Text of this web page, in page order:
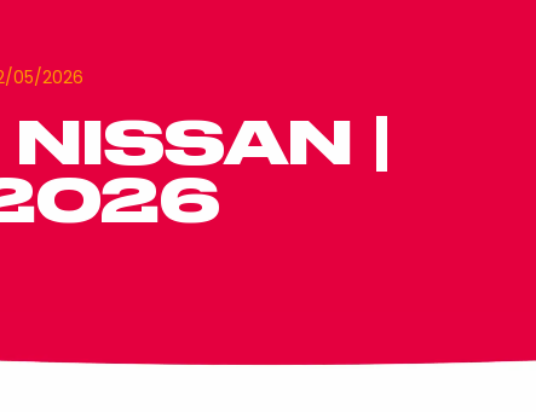
05/2026
|